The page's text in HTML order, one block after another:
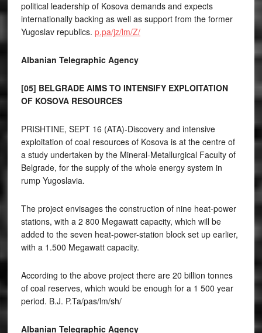
political leadership of Kosova demands and expects
internationally backing as well as support from the former
Yugoslav republics. p.pa/jz/lm/Z/
Albanian Telegraphic Agency
[05] BELGRADE AIMS TO INTENSIFY EXPLOITATION
OF KOSOVA RESOURCES
PRISHTINE, SEPT 16 (ATA)-Discovery and intensive
exploitation of coal resources of Kosova is at the centre of
a study undertaken by the Mineral-Metallurgical Faculty of
Belgrade, for the supply of the whole energy system in
rump Yugoslavia.
The project envisages the construction of nine heat-power
stations, with a 2 800 Megawatt capacity, which will be
added to the seven heat-power-station block set up earlier,
with a 1.500 Megawatt capacity.
According to the above project there are 20 billion tonnes
of coal reserves, which would be enough for a 1 500 year
period. B.J. P.Ta/pas/lm/sh/
Albanian Telegraphic Agency